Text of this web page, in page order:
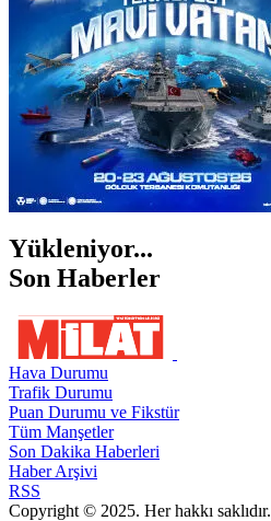
ŞIRNAK
Yükleniyor...
Son Haberler
Hava Durumu
Trafik Durumu
Puan Durumu ve Fikstür
Tüm Manşetler
Son Dakika Haberleri
Haber Arşivi
RSS
Copyright © 2025. Her hakkı saklıdır.